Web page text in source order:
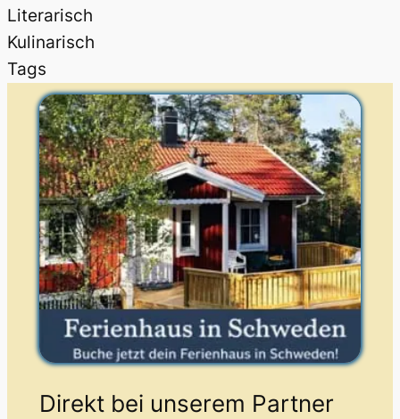
Literarisch
Kulinarisch
Tags
Direkt bei unserem Partner